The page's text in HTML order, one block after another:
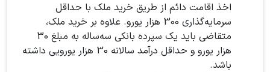
اخذ اقامت دائم از طریق خرید ملک با حداقل
سرمایه‌گذاری 300 هزار یورو. علاوه بر خرید ملک،
متقاضی باید یک سپرده بانکی سه‌ساله به مبلغ 30
هزار یورو و حداقل درآمد سالانه 30 هزار یورویی داشته
باشد.